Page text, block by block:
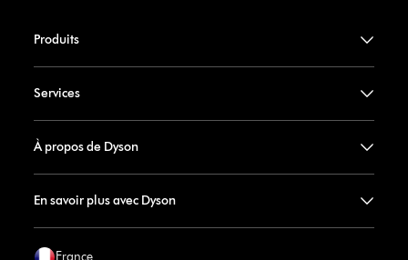
Produits
Services
À propos de Dyson
En savoir plus avec Dyson